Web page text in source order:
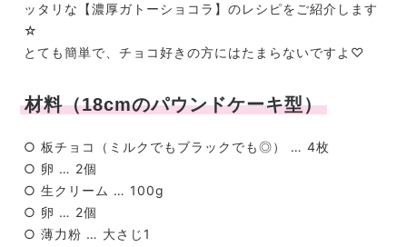
ッタリな【濃厚ガトーショコラ】のレシピをご紹介します
☆
とても簡単で、チョコ好きの方にはたまらないですよ♡
材料（18cmのパウンドケーキ型）
○ 板チョコ（ミルクでもブラックでも◎） … 4枚
○ 卵 … 2個
○ 生クリーム … 100g
○ 卵 … 2個
○ 薄力粉 … 大さじ1